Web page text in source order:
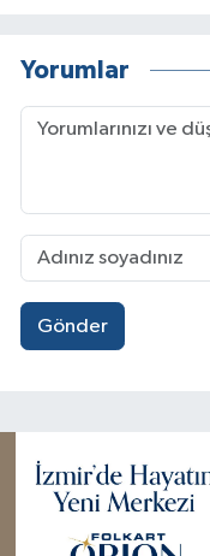
Yorumlar
Gönder